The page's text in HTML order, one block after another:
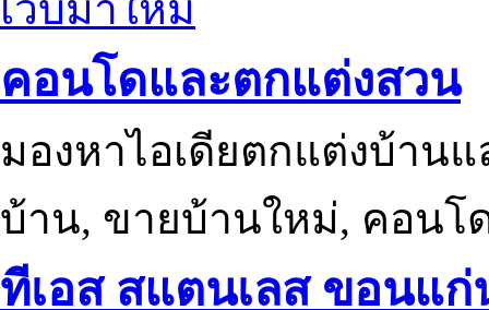
คอนโดและตกแต่งสวน
มองหาไอเดียตกแต่งบ้าน
บ้าน, ขายบ้านใหม่, คอนโ
ทีเอส สแตนเลส ขอนแก่